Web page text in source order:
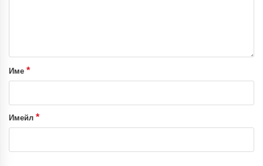
Име *
Имейл *